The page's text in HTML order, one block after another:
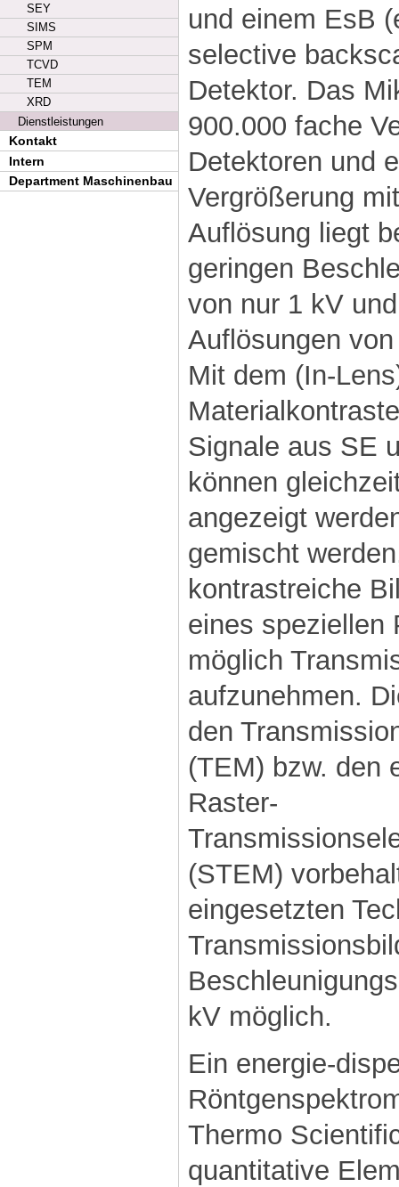
SEY
SIMS
SPM
TCVD
TEM
XRD
Dienstleistungen
Kontakt
Intern
Department Maschinenbau
und einem EsB
selective
Detektor. Das
900.000 fache
Detektoren und
Vergrößerung
Auflösung liegt
geringen
von nur 1 kV
Auflösungen
Mit dem (In-
Signale aus SE
können
angezeigt
gemischt
kontrastreiche
eines speziellen
möglich
aufzunehmen.
den
(TEM) bzw. den
Raster-
(STEM)
eingesetzten
kV möglich.
Ein energie-
Thermo
quantitative